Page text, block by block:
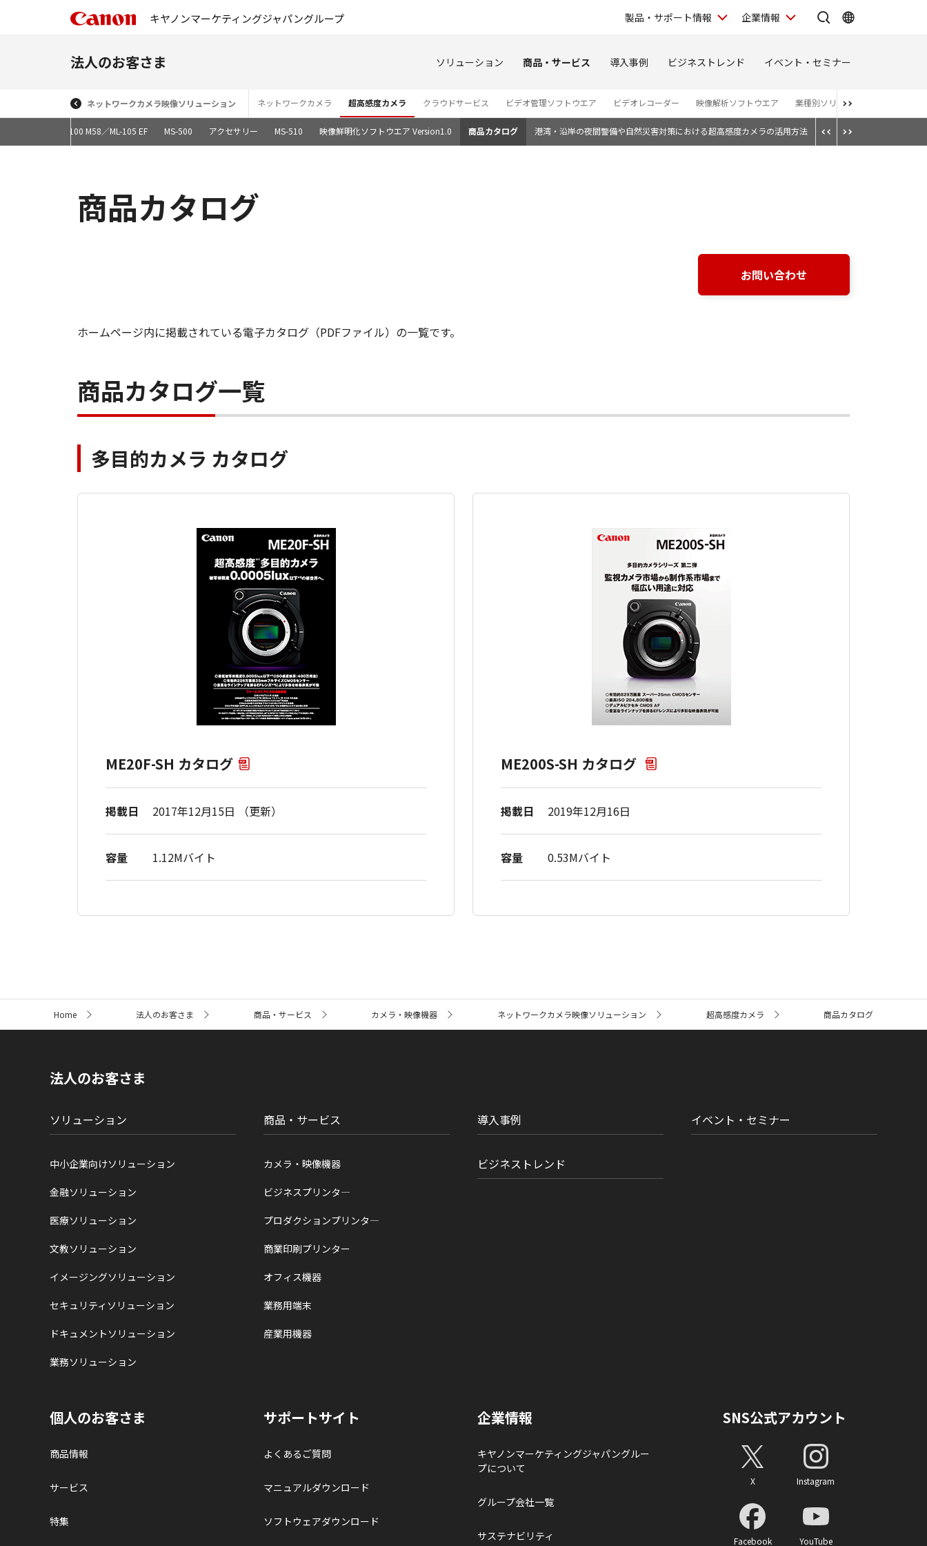
キヤノンマーケティングジャパングループ 製品・サポート情報 企業情報
法人のお客さま ソリューション 商品・サービス 導入事例 ビジネストレンド イベント・セミナー
ネットワークカメラ映像ソリューション ネットワークカメラ 超高感度カメラ クラウドサービス ビデオ管理ソフトウエア ビデオレコーダー 映像解析ソフトウエア 業種別ソリューションサイト
ML-100 M58／ML-105 EF MS-500 アクセサリー MS-510 映像鮮明化ソフトウエア Version1.0 商品カタログ 港湾・沿岸の夜間警備や自然災害対策における超高感度カメラの活用方法
商品カタログ
お問い合わせ
ホームページ内に掲載されている電子カタログ（PDFファイル）の一覧です。
商品カタログ一覧
多目的カメラ カタログ
ME20F-SH カタログ
掲載日 2017年12月15日 （更新）
容量 1.12Mバイト
ME200S-SH カタログ
掲載日 2019年12月16日
容量 0.53Mバイト
ト
Home 法人のお客さま 商品・サービス カメラ・映像機器 ネットワークカメラ映像ソリューション 超高感度カメラ 商品カタログ
法人のお客さま
ソリューション
中小企業向けソリューション
金融ソリューション
医療ソリューション
文教ソリューション
イメージングソリューション
セキュリティソリューション
ドキュメントソリューション
業務ソリューション
商品・サービス
カメラ・映像機器
ビジネスプリンタ―
プロダクションプリンタ―
商業印刷プリンター
オフィス機器
業務用端末
産業用機器
導入事例
ビジネストレンド
イベント・セミナー
個人のお客さま
商品情報
サービス
特集
サポートサイト
よくあるご質問
マニュアルダウンロード
ソフトウェアダウンロード
企業情報
キヤノンマーケティングジャパングルー
プについて
グループ会社一覧
サステナビリティ
SNS公式アカウント
X Instagram
Facebook YouTube